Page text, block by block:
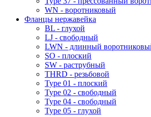
WN - воротниковый
Фланцы нержавейка
BL - глухой
LJ - свободный
LWN - длинный
SO - плоский
SW - раструбный
THRD - резьбовой
Type 01 - плоский
Type 02 - свободный
Type 04 - свободный
Type 05 - глухой